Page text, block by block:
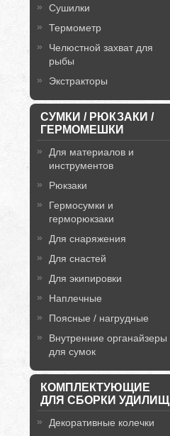
Сушилки
Термометр
Челюстной захват для
рыбы
Экстракторы
СУМКИ / РЮКЗАКИ /
ГЕРМОМЕШКИ
Для материалов и
инструментов
Рюкзаки
Гермосумки и
герморюкзаки
Для снаряжения
Для снастей
Для экипировки
Наплечные
Поясные / нагрудные
Внутренние органайзеры
для сумок
КОМПЛЕКТУЮЩИЕ
ДЛЯ СБОРКИ УДИЛИЩ
Декоративные колечки